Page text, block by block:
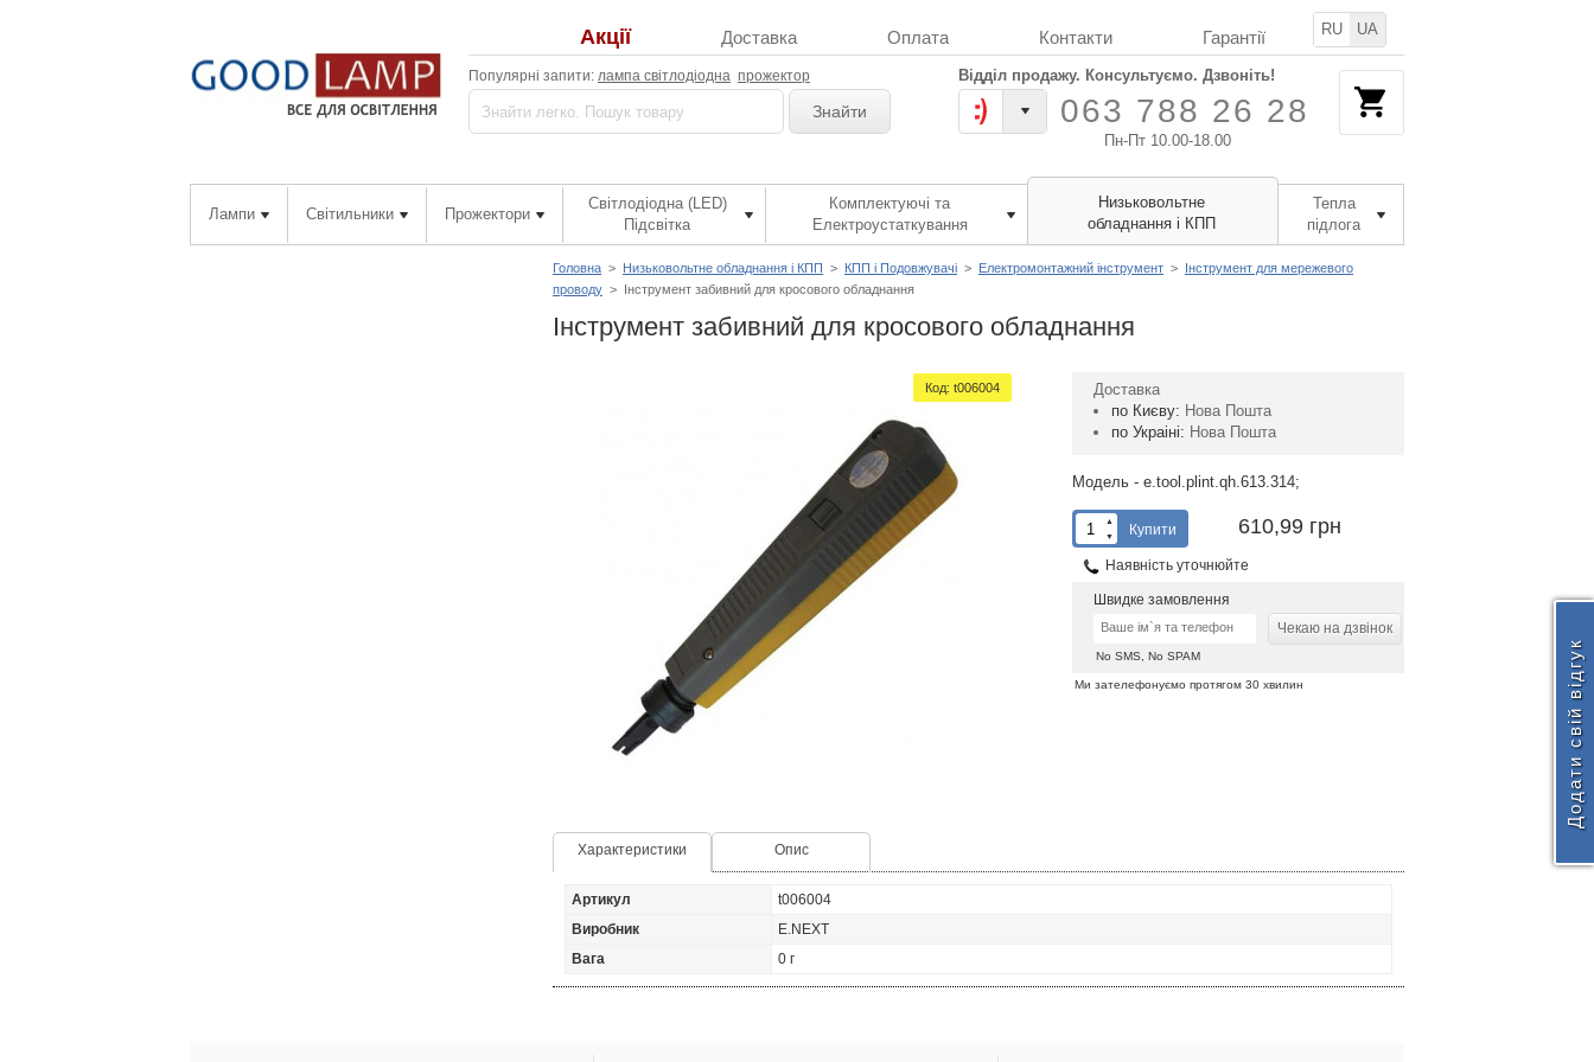
RU UA
Акції Доставка Оплата Контакти Гарантії
Популярні запити: лампа світлодіодна прожектор
Знайти
Відділ продажу. Консультуємо. Дзвоніть!
063 788 26 28
Пн-Пт 10.00-18.00
Лампи Світильники Прожектори
Світлодіодна (LED)
Підсвітка
Комплектуючі та
Електроустаткування
Низьковольтне
обладнання і КПП
Тепла
підлога
Головна > Низьковольтне обладнання і КПП > КПП і Подовжувачі > Електромонтажний інструмент > Інструмент для мережевого
проводу > Інструмент забивний для кросового обладнання
Інструмент забивний для кросового обладнання
Код: t006004
Доставка
по Києву: Нова Пошта
по Украіні: Нова Пошта
Модель - e.tool.plint.qh.613.314;
▲
▼
Купити 610,99 грн
Наявність уточнюйте
Швидке замовлення
Чекаю на дзвінок
No SMS, No SPAM
Ми зателефонуємо протягом 30 хвилин
Характеристики Опис
Артикул
t006004
Виробник
E.NEXT
Вага
0 г
Додати свій відгук